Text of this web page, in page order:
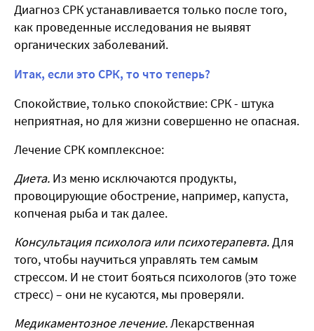
Диагноз СРК устанавливается только после того,
как проведенные исследования не выявят
органических заболеваний.
Итак, если это СРК, то что теперь?
Спокойствие, только спокойствие: СРК - штука
неприятная, но для жизни совершенно не опасная.
Лечение СРК комплексное:
Диета. Из меню исключаются продукты,
провоцирующие обострение, например, капуста,
копченая рыба и так далее.
Консультация психолога или психотерапевта. Для
того, чтобы научиться управлять тем самым
стрессом. И не стоит бояться психологов (это тоже
стресс) – они не кусаются, мы проверяли.
Медикаментозное лечение. Лекарственная